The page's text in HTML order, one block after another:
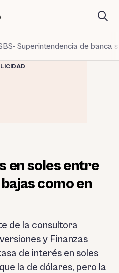
Superintendencia de banca
en soles entre
como en
de la consultora
y Finanzas
de interés en soles
la de dólares, pero la